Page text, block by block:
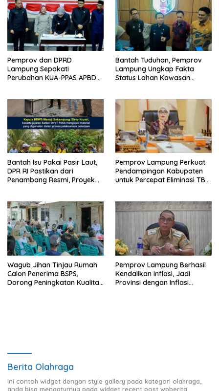
Pemprov dan DPRD
Lampung Sepakati
Perubahan KUA-PPAS APBD
Bantah Tuduhan, Pemprov
Lampung Ungkap Fakta
Status Lahan Kawasan
Bantah Isu Pakai Pasir Laut,
DPR RI Pastikan dari
Penambang Resmi, Proyek
Spesifikasi
Pemprov Lampung Perkuat
Pendampingan Kabupaten
untuk Percepat Eliminasi TBC
Wagub Jihan Tinjau Rumah
Calon Penerima BSPS,
Dorong Peningkatan Kualitas
Pemprov Lampung Berhasil
Kendalikan Inflasi, Jadi
Provinsi dengan Inflasi
Berita Olahraga
Ini contoh widget dengan style gallery pada kategori olahraga,
anda bisa mengaturnya pada widget recent post wpberita.